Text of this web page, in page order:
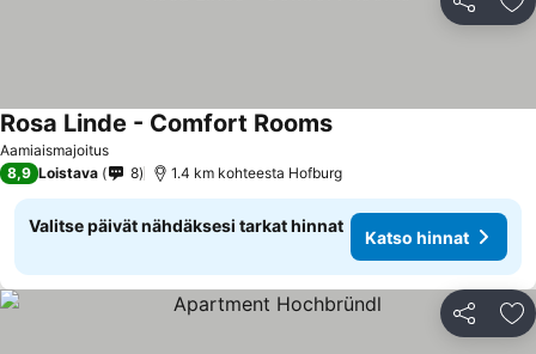
Jaa
Aamiaismajoitus
Rosa Linde - Comfort Rooms
8,9 Loistava 8 1.4 km kohteesta Hofburg
Valitse päivät nähdäksesi tarkat hinnat
Katso hinnat
Jaa